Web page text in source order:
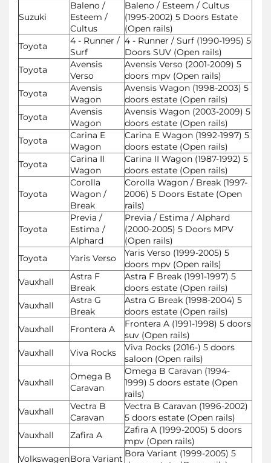
Suzuki
Baleno /
Esteem /
Cultus
Baleno / Esteem / Cultus
(1995-2002) 5 Doors Estate
(Open rails)
Toyota
4 - Runner /
Surf
4 - Runner / Surf (1990-1995) 5
Doors SUV (Open rails)
Toyota
Avensis
Verso
Avensis Verso (2001-2009) 5
doors mpv (Open rails)
Toyota
Avensis
Wagon
Avensis Wagon (1998-2003) 5
doors estate (Open rails)
Toyota
Avensis
Wagon
Avensis Wagon (2003-2009) 5
doors estate (Open rails)
Toyota
Carina E
Wagon
Carina E Wagon (1992-1997) 5
doors estate (Open rails)
Toyota
Carina II
Wagon
Carina II Wagon (1987-1992) 5
doors estate (Open rails)
Toyota
Corolla
Wagon /
Break
Corolla Wagon / Break (1997-
2006) 5 Doors Estate (Open
rails)
Toyota
Previa /
Estima /
Alphard
Previa / Estima / Alphard
(2000-2005) 5 Doors MPV
(Open rails)
Toyota
Yaris Verso
Yaris Verso (1999-2005) 5
doors mpv (Open rails)
Vauxhall
Astra F
Break
Astra F Break (1991-1997) 5
doors estate (Open rails)
Vauxhall
Astra G
Break
Astra G Break (1998-2004) 5
doors estate (Open rails)
Vauxhall
Frontera A
Frontera A (1991-1998) 5 doors
suv (Open rails)
Vauxhall
Viva Rocks
Viva Rocks (2016-) 5 doors
saloon (Open rails)
Vauxhall
Omega B
Caravan
Omega B Caravan (1994-
1999) 5 doors estate (Open
rails)
Vauxhall
Vectra B
Caravan
Vectra B Caravan (1996-2002)
5 doors estate (Open rails)
Vauxhall
Zafira A
Zafira A (1999-2005) 5 doors
mpv (Open rails)
VolkswagenBora Variant Bora Variant (1999-2005) 5